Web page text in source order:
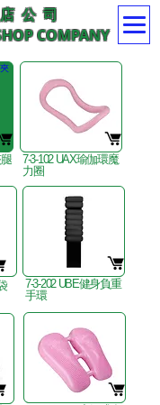
公 司
COMPANY
7-3-102 UAX瑜伽環魔
力圈
7-3-202 UBE健身負重
手環